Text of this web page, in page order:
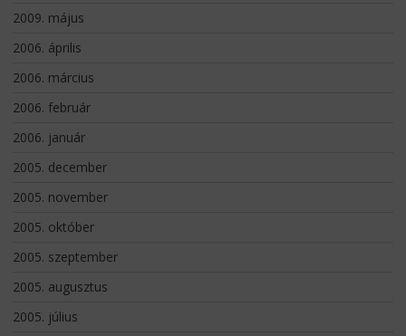
2009. május
2006. április
2006. március
2006. február
2006. január
2005. december
2005. november
2005. október
2005. szeptember
2005. augusztus
2005. július